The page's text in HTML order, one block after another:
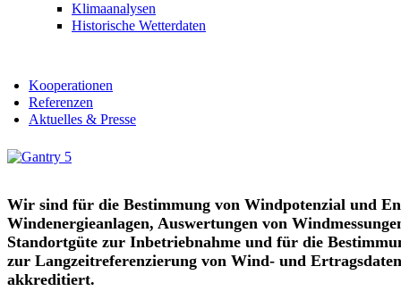
Klimaanalysen
Historische Wetterdaten
Kooperationen
Referenzen
Aktuelles & Presse
Wir sind für die Bestimmung von Windpotenzial und
Windenergieanlagen, Auswertungen von
Standortgüte zur Inbetriebnahme und für die
zur Langzeitreferenzierung von Wind- und
akkreditiert.